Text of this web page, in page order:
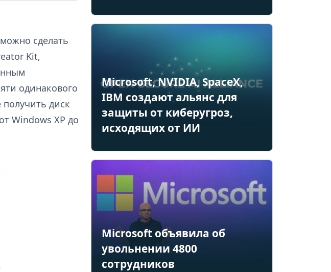
сделать
Kit,
одинакового
диск
Windows XP до
Microsoft, NVIDIA, SpaceX,
IBM создают альянс для
защиты от киберугроз,
исходящих от ИИ
Microsoft объявила об
увольнении 4800
сотрудников